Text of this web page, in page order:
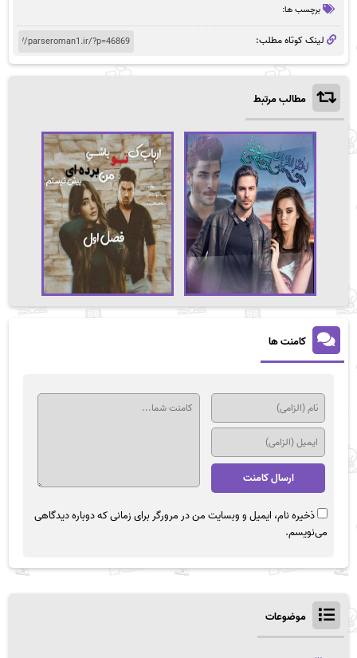
برچسب ها:
لینک کوتاه مطلب:
مطالب مرتبط
کامنت ها
ذخیره نام، ایمیل و وبسایت من در مرورگر برای زمانی که دوباره دیدگاهی
می‌نویسم.
موضوعات